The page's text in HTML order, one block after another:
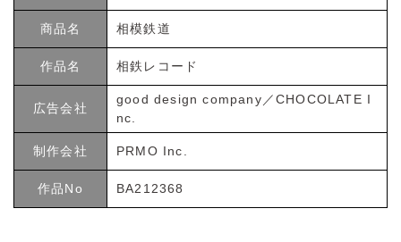
商品名 相模鉄道
作品名 相鉄レコード
広告会社
good design company／CHOCOLATE I
nc.
制作会社 PRMO Inc.
作品No BA212368